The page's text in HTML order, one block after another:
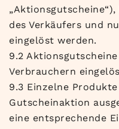
des Verkäufers und
eingelöst werden.
9.2
Verbrauchern
9.3 Einzelne
Gutscheinaktion
eine entsprechende